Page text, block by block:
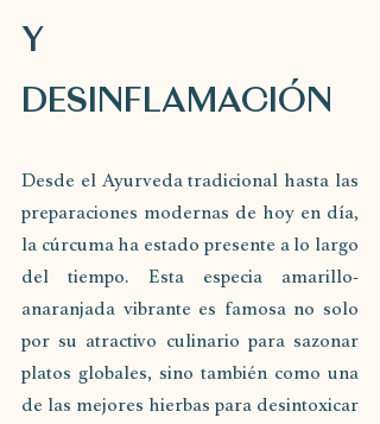
Y
DESINFLAMACIÓN
Desde el Ayurveda tradicional hasta las
preparaciones modernas de hoy en día,
la cúrcuma ha estado presente a lo largo
del tiempo. Esta especia amarillo-
anaranjada vibrante es famosa no solo
por su atractivo culinario para sazonar
platos globales, sino también como una
de las mejores hierbas para desintoxicar